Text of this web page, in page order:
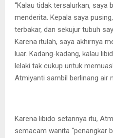
“Kalau tidak tersalurkan, saya
menderita. Kepala saya
terbakar, dan sekujur tubuh
Karena itulah, saya akhirnya
luar. Kadang-kadang, kalau
lelaki tak cukup untuk
Atmiyanti sambil berlinang air
Karena libido setannya itu,
semacam wanita “penangkar